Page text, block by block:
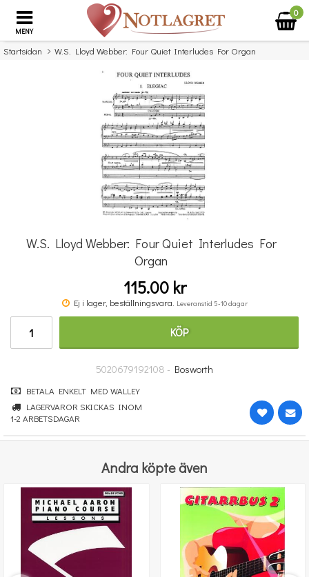
MENY
0
Startsidan W.S. Lloyd Webber: Four Quiet Interludes For Organ
Missa inte detta...
Ab Jazz Tunes Flute Grade 4 Cd
390.08 kr
W.S. Lloyd Webber: Four Quiet Interludes For
Organ
115.00 kr
Ej i lager, beställningsvara. Leveranstid 5-10 dagar
KÖP
5020679192108 - Bosworth
BETALA ENKELT MED WALLEY
LAGERVAROR SKICKAS INOM
1-2 ARBETSDAGAR
Andra köpte även